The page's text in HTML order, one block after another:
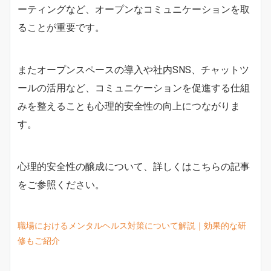
ーティングなど、オープンなコミュニケーションを取
ることが重要です。
またオープンスペースの導入や社内SNS、チャットツ
ールの活用など、コミュニケーションを促進する仕組
みを整えることも心理的安全性の向上につながりま
す。
心理的安全性の醸成について、詳しくはこちらの記事
をご参照ください。
職場におけるメンタルヘルス対策について解説｜効果的な研
修もご紹介